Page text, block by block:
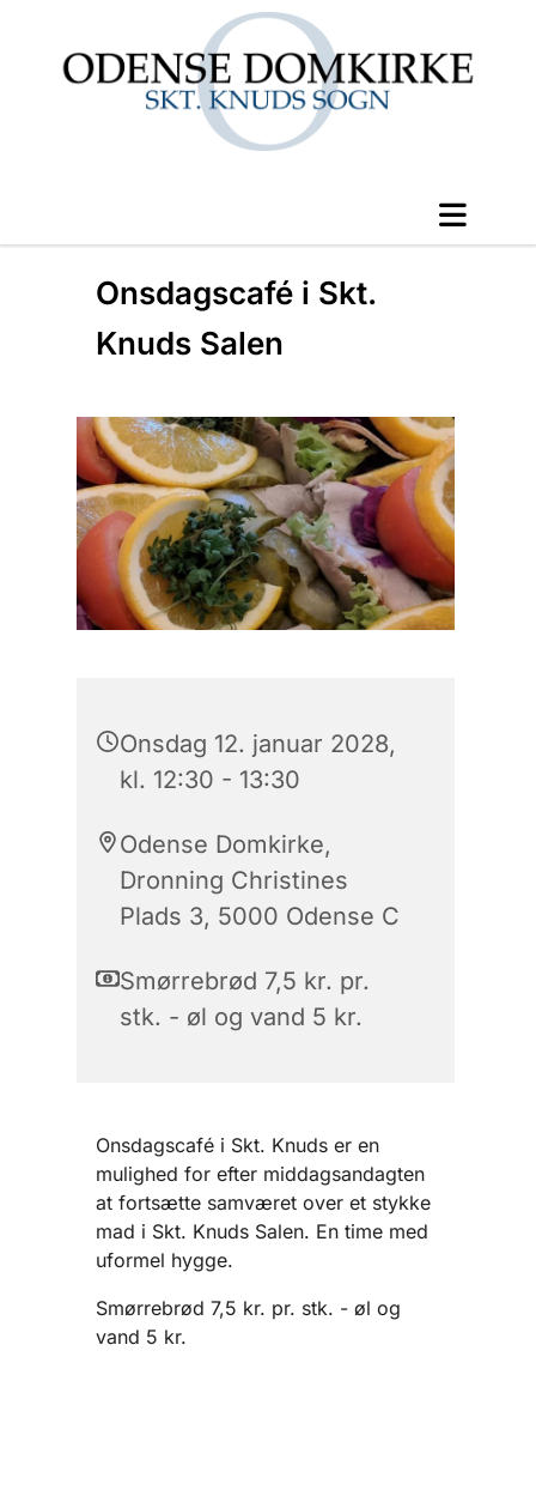
Onsdagscafé i Skt.
Knuds Salen
Onsdag 12. januar 2028,
kl. 12:30 - 13:30
Odense Domkirke,
Dronning Christines
Plads 3, 5000 Odense C
Smørrebrød 7,5 kr. pr.
stk. - øl og vand 5 kr.
Onsdagscafé i Skt. Knuds er en
mulighed for efter middagsandagten
at fortsætte samværet over et stykke
mad i Skt. Knuds Salen. En time med
uformel hygge.
Smørrebrød 7,5 kr. pr. stk. - øl og
vand 5 kr.